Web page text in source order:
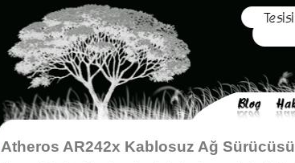
Atheros AR242x Kablosuz Ağ Sürücüsü